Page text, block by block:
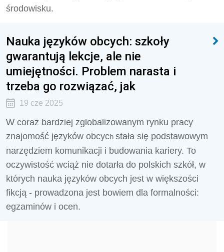
środowisku.
Nauka języków obcych: szkoły
gwarantują lekcje, ale nie
umiejętności. Problem narasta i
trzeba go rozwiązać, jak
19 cze 2025
W coraz bardziej zglobalizowanym rynku pracy
znajomość języków obcych stała się podstawowym
narzędziem komunikacji i budowania kariery. To
oczywistość wciąż nie dotarła do polskich szkół, w
których nauka języków obcych jest w większości
fikcją - prowadzona jest bowiem dla formalności:
egzaminów i ocen.